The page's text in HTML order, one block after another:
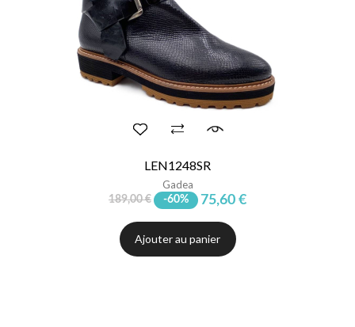
LEN1248SR
Gadea
189,00 € -60% 75,60 €
Ajouter au panier